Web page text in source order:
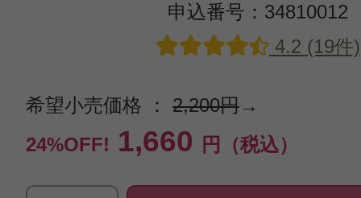
申込番号：34810012
4.2 (19件)
希望小売価格 ： 2,200円→
24%OFF! 1,660 円（税込）